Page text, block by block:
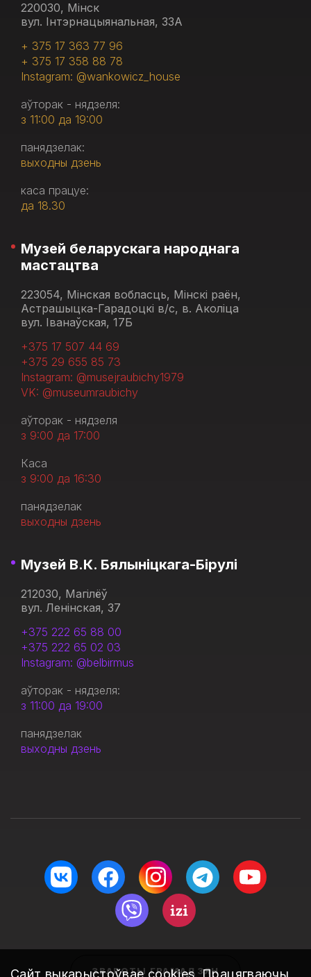
Сайт выкарыстоўвае cookies. Працягваючы
220030, Мінск
вул. Інтэрнацыянальная, 33А
+ 375 17 363 77 96
+ 375 17 358 88 78
Instagram: @wankowicz_house
аўторак - нядзеля:
з 11:00 да 19:00
панядзелак:
выходны дзень
каса працуе:
да 18.30
Музей беларускага народнага
мастацтва
223054, Мінская вобласць, Мінскі раён,
Астрашыцка-Гарадоцкі в/с, в. Аколіца
вул. Іванаўская, 17Б
+375 17 507 44 69
+375 29 655 85 73
Instagram: @musejraubichy1979
VK: @museumraubichy
аўторак - нядзеля
з 9:00 да 17:00
Каса
з 9:00 да 16:30
панядзелак
выходны дзень
Музей В.К. Бялыніцкага-Бірулі
212030, Магілёў
вул. Ленінская, 37
+375 222 65 88 00
+375 222 65 02 03
Instagram: @belbirmus
аўторак - нядзеля:
з 11:00 да 19:00
панядзелак
выходны дзень
ЗВАРОТЫ ГРАМАДЗЯН